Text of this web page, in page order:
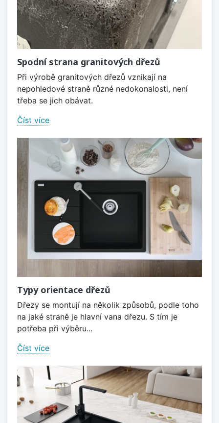
Spodní strana granitových dřezů
Při výrobě granitových dřezů vznikají na
nepohledové straně různé nedokonalosti, není
třeba se jich obávat.
Číst více
Typy orientace dřezů
Dřezy se montují na několik způsobů, podle toho
na jaké straně je hlavní vana dřezu. S tím je
potřeba při výběru...
Číst více